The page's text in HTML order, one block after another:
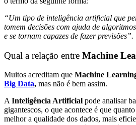
“Um tipo de inteligência artificial que
tomem decisões com ajuda de
e se tornam capazes de fazer previsões”.
Qual a relação entre Machine
Muitos acreditam que Machine
Big Data, mas não é bem assim.
A Inteligência Artificial pode analisar
gigantescos, o que acontece é que
melhor a qualidade dos dados, mais